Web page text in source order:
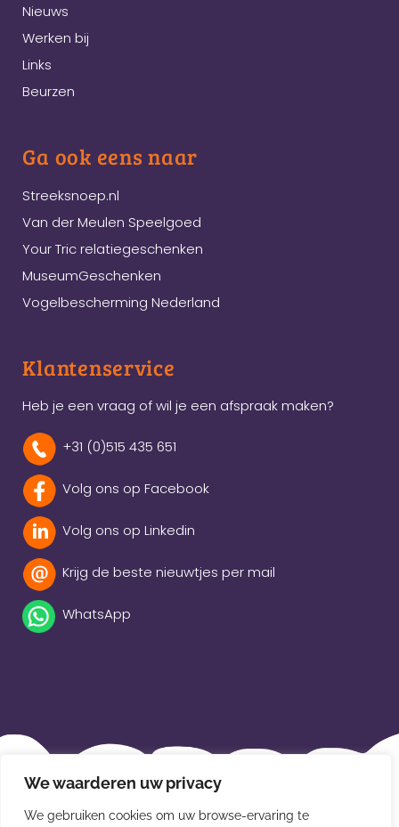
We waarderen uw privacy
We gebruiken cookies om uw browse-ervaring te
Nieuws
Werken bij
Links
Beurzen
Ga ook eens naar
Streeksnoep.nl
Van der Meulen Speelgoed
Your Tric relatiegeschenken
MuseumGeschenken
Vogelbescherming Nederland
Klantenservice
Heb je een vraag of wil je een afspraak maken?
+31 (0)515 435 651
Volg ons op Facebook
Volg ons op Linkedin
Krijg de beste nieuwtjes per mail
WhatsApp
Beleidsverklaring
Privacybeleid